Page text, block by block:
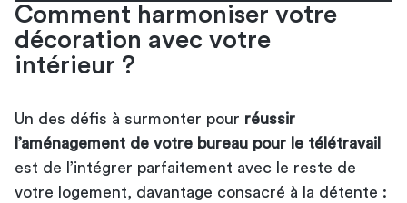
Comment harmoniser votre
décoration avec votre
intérieur ?
Un des défis à surmonter pour réussir
l’aménagement de votre bureau pour le télétravail
est de l’intégrer parfaitement avec le reste de
votre logement, davantage consacré à la détente :